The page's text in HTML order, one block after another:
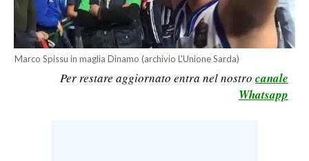
VOLLEY
MOTORI
TENNIS
ALTRI SPORT
Marco Spissu in maglia Dinamo (archivio L'Unione Sarda)
Per restare aggiornato entra nel nostro canale
Whatsapp